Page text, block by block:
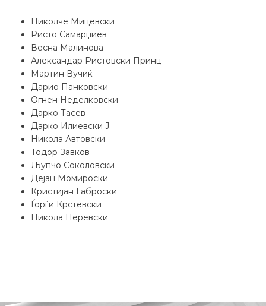
Николче Мицевски
Ристо Самарџиев
Весна Малинова
Александар Ристовски Принц
Мартин Вучиќ
Дарио Панковски
Огнен Неделковски
Дарко Тасев
Дарко Илиевски Ј.
Никола Автовски
Тодор Завков
Љупчо Соколовски
Дејан Момироски
Кристијан Габроски
Ѓорѓи Крстевски
Никола Перевски